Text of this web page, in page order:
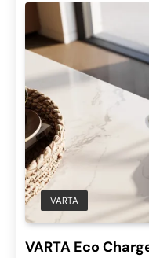
VARTA
VARTA Eco